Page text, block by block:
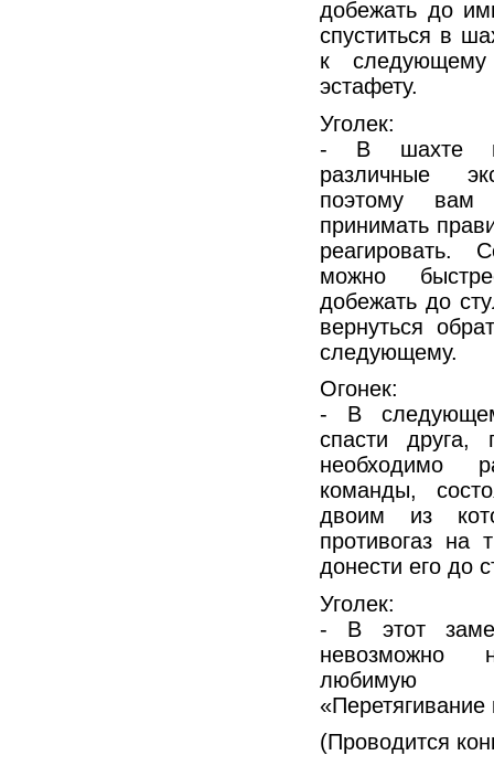
добежать до
спуститься в
к следующему
эстафету.
Уголек:
- В шахте
различные
поэтому вам
принимать
можно
добежать до
вернуться
следующему.
Огонек:
- В
спасти
необходимо
команды,
двоим из
противогаз на
донести его до
Уголек:
- В этот
невозможно
любимую
«Перетягивание
(Проводится